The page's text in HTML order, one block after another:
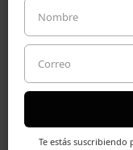
NOVITÀ
Te estás suscribiendo